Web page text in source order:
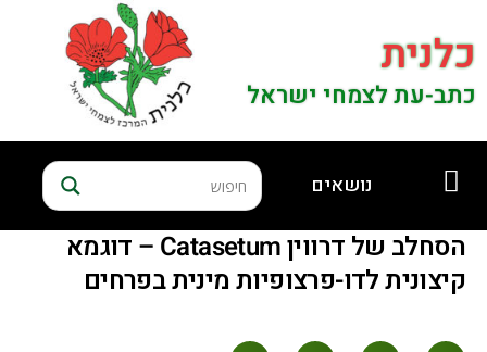
כלנית
כתב-עת לצמחי ישראל
נושאים
הסחלב של דרווין Catasetum – דוגמא
קיצונית לדו-פרצופיות מינית בפרחים